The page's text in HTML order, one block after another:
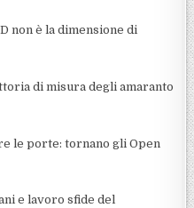
non è la dimensione di
di misura degli amaranto
le porte: tornano gli Open
e lavoro sfide del